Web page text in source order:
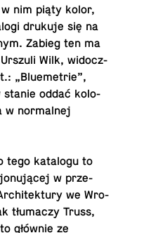
nim piąty kolor,
drukuje się na
Zabieg ten ma
Wilk, wi­docz­
„Blu­eme­trie”,
stanie oddać ko­lo­
w nor­mal­nej
tego ka­ta­lo­gu to
w prze­
we Wro­
tłu­ma­czy Truss,
głównie ze